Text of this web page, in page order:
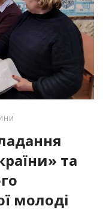
та
молоді